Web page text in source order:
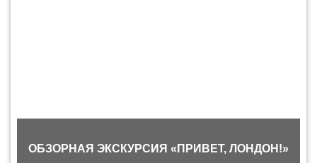
ОБЗОРНАЯ ЭКСКУРСИЯ «ПРИВЕТ, ЛОНДОН!»